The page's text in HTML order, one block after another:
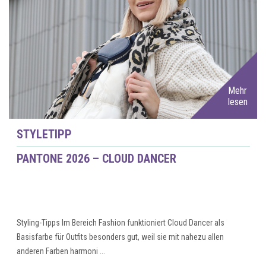
Mehr
lesen
STYLETIPP
PANTONE 2026 – CLOUD DANCER
Styling-Tipps Im Bereich Fashion funktioniert Cloud Dancer als
Basisfarbe für Outfits besonders gut, weil sie mit nahezu allen
anderen Farben harmoni ...